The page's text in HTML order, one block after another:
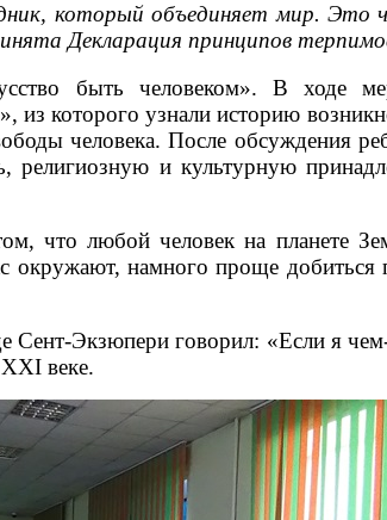
который объединяет мир. Это
Декларация принципов
быть человеком». В ходе
которого узнали историю
человека. После обсуждения
религиозную и культурную
что любой человек на планете
намного проще добиться
Сент-Экзюпери говорил: «Если я
веке.